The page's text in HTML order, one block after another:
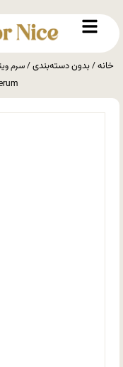
خانه/بدون دسته‌بندی